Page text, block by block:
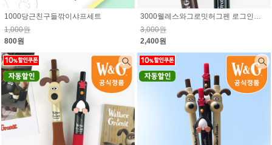
1000당근친구들깎이샤프세트
1,000원
800원
3000웰레스와그로밋허그펜 로그인시 10% 할인된 가격
3,000원
2,400원